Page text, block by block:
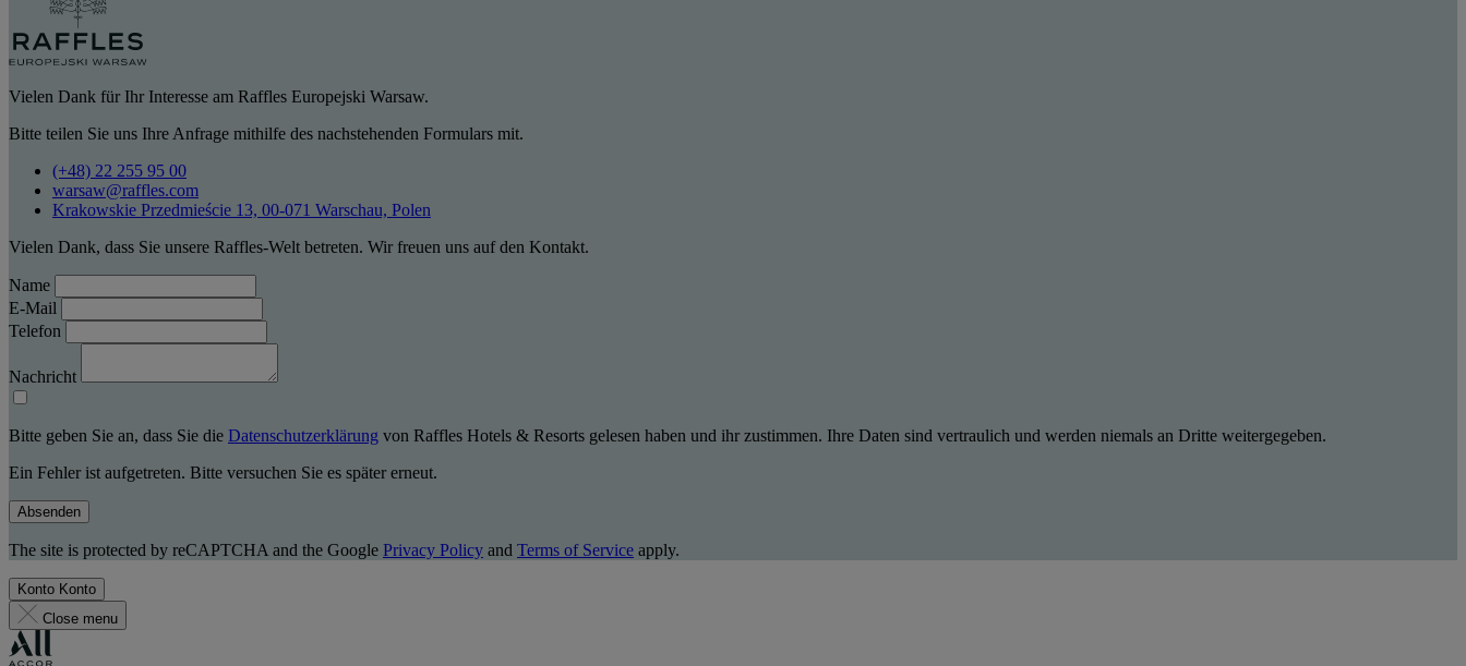
Vielen Dank für Ihr Interesse am Raffles Europejski Warsaw.
Bitte teilen Sie uns Ihre Anfrage mithilfe des nachstehenden Formulars mit.
(+48) 22 255 95 00
warsaw@raffles.com
Krakowskie Przedmieście 13, 00-071 Warschau, Polen
Vielen Dank, dass Sie unsere Raffles-Welt betreten. Wir freuen uns auf den Kontakt.
Name
E-Mail
Telefon
Nachricht
Bitte geben Sie an, dass Sie die Datenschutzerklärung von Raffles Hotels & Resorts gelesen haben und ihr zustimmen. Ihre Daten sind vertraulich und werden niemals an Dritte weitergegeben.
Ein Fehler ist aufgetreten. Bitte versuchen Sie es später erneut.
Absenden
The site is protected by reCAPTCHA and the Google Privacy Policy and Terms of Service apply.
Konto Konto
Close menu